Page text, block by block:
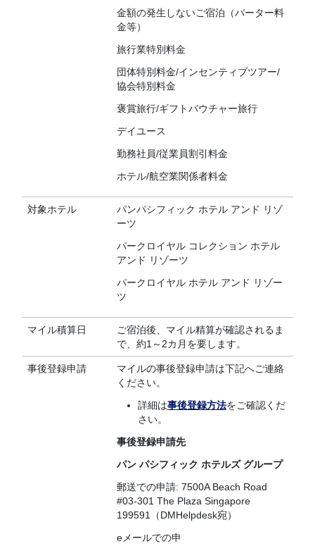
金額の発生しないご宿泊（バーター料
金等）
旅行業特別料金
団体特別料金/インセンティブツアー/
協会特別料金
褒賞旅行/ギフトバウチャー旅行
デイユース
勤務社員/従業員割引料金
ホテル/航空業関係者料金
対象ホテル
パンパシフィック ホテル アンド リゾ
ーツ
パークロイヤル コレクション ホテル
アンド リゾーツ
パークロイヤル ホテル アンド リゾー
ツ
マイル積算日
ご宿泊後、マイル精算が確認されるま
で、約1～2カ月を要します。
事後登録申請
マイルの事後登録申請は下記へご連絡
ください。
詳細は事後登録方法をご確認くだ
さい。
事後登録申請先
パン パシフィック ホテルズ グループ
郵送での申請: 7500A Beach Road
#03-301 The Plaza Singapore
199591（DMHelpdesk宛）
eメールでの申